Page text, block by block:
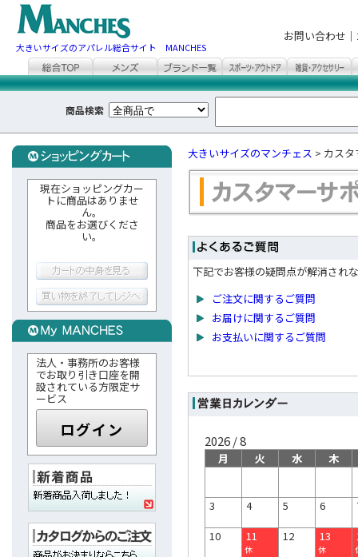
大きいサイズのアパレル総合サイト MANCHES
お問い合わせ
商品検索
大きいサイズのマンチェス > カス
下記でお客様の疑問点が解消され
ご注文に関するご質問
お届けに関するご質問
お支払いに関するご質問
2026 / 8
月 火 水 木
3 4 5 6
10
11
休
12 13
休
現在ショッピングカー
トに商品はありませ
ん。
商品をお選びくださ
い。
法人・事務所のお客様
でお取り引き口座を開
設されている方限定サ
ービス
ログイン